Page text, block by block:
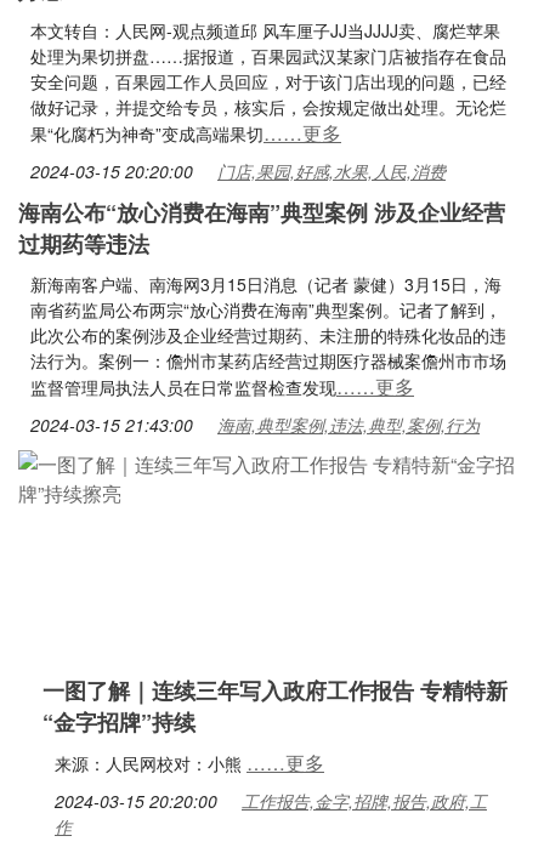
本文转自：人民网-观点频道邱 风车厘子JJ当JJJJ卖、腐烂苹果
处理为果切拼盘……据报道，百果园武汉某家门店被指存在食品
安全问题，百果园工作人员回应，对于该门店出现的问题，已经
做好记录，并提交给专员，核实后，会按规定做出处理。无论烂
果“化腐朽为神奇”变成高端果切……更多
2024-03-15 20:20:00 门店,果园,好感,水果,人民,消费
海南公布“放心消费在海南”典型案例 涉及企业经营
过期药等违法
新海南客户端、南海网3月15日消息（记者 蒙健）3月15日，海
南省药监局公布两宗“放心消费在海南”典型案例。记者了解到，
此次公布的案例涉及企业经营过期药、未注册的特殊化妆品的违
法行为。案例一：儋州市某药店经营过期医疗器械案儋州市市场
监督管理局执法人员在日常监督检查发现……更多
2024-03-15 21:43:00 海南,典型案例,违法,典型,案例,行为
一图了解｜连续三年写入政府工作报告 专精特新
“金字招牌”持续
来源：人民网校对：小熊 ……更多
2024-03-15 20:20:00
工作报告,金字,招牌,报告,政府,工
作